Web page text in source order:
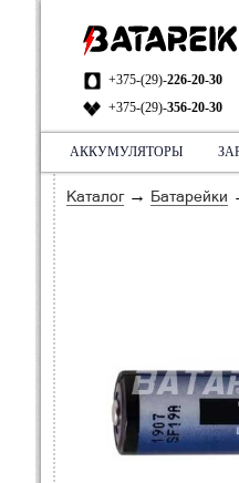
+375-(29)-226-20-30
+375-(29)-356-20-30
НА
АККУМУЛЯТОРЫ
Каталог→ Батарейки